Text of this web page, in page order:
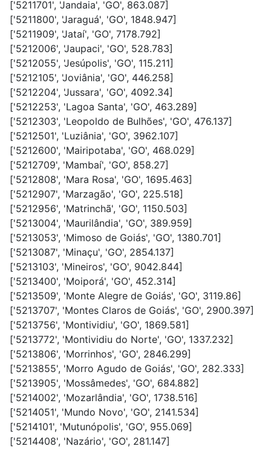
['5211701', 'Jandaia', 'GO', 863.087]
['5211800', 'Jaraguá', 'GO', 1848.947]
['5211909', 'Jataí', 'GO', 7178.792]
['5212006', 'Jaupaci', 'GO', 528.783]
['5212055', 'Jesúpolis', 'GO', 115.211]
['5212105', 'Joviânia', 'GO', 446.258]
['5212204', 'Jussara', 'GO', 4092.34]
['5212253', 'Lagoa Santa', 'GO', 463.289]
['5212303', 'Leopoldo de Bulhões', 'GO', 476.137]
['5212501', 'Luziânia', 'GO', 3962.107]
['5212600', 'Mairipotaba', 'GO', 468.029]
['5212709', 'Mambaí', 'GO', 858.27]
['5212808', 'Mara Rosa', 'GO', 1695.463]
['5212907', 'Marzagão', 'GO', 225.518]
['5212956', 'Matrinchã', 'GO', 1150.503]
['5213004', 'Maurilândia', 'GO', 389.959]
['5213053', 'Mimoso de Goiás', 'GO', 1380.701]
['5213087', 'Minaçu', 'GO', 2854.137]
['5213103', 'Mineiros', 'GO', 9042.844]
['5213400', 'Moiporá', 'GO', 452.314]
['5213509', 'Monte Alegre de Goiás', 'GO', 3119.86]
['5213707', 'Montes Claros de Goiás', 'GO', 2900.397]
['5213756', 'Montividiu', 'GO', 1869.581]
['5213772', 'Montividiu do Norte', 'GO', 1337.232]
['5213806', 'Morrinhos', 'GO', 2846.299]
['5213855', 'Morro Agudo de Goiás', 'GO', 282.333]
['5213905', 'Mossâmedes', 'GO', 684.882]
['5214002', 'Mozarlândia', 'GO', 1738.516]
['5214051', 'Mundo Novo', 'GO', 2141.534]
['5214101', 'Mutunópolis', 'GO', 955.069]
['5214408', 'Nazário', 'GO', 281.147]